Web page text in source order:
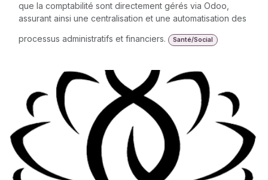
que la comptabilité sont directement gérés via Odoo,
assurant ainsi une centralisation et une automatisation des
processus administratifs et financiers.
Santé/Social